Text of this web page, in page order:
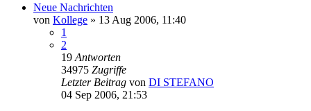
Neue Nachrichten
von Kollege » 13 Aug 2006, 11:40
1
2
19 Antworten
34975 Zugriffe
Letzter Beitrag von DI STEFANO
04 Sep 2006, 21:53